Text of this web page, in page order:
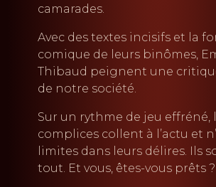
camarades.
Avec des textes incisifs et la
comique de leurs binômes,
Thibaud peignent une
de notre société.
Sur un rythme de jeu effréné,
complices collent à l’actu et
limites dans leurs délires. Ils
tout. Et vous, êtes-vous prêts ?